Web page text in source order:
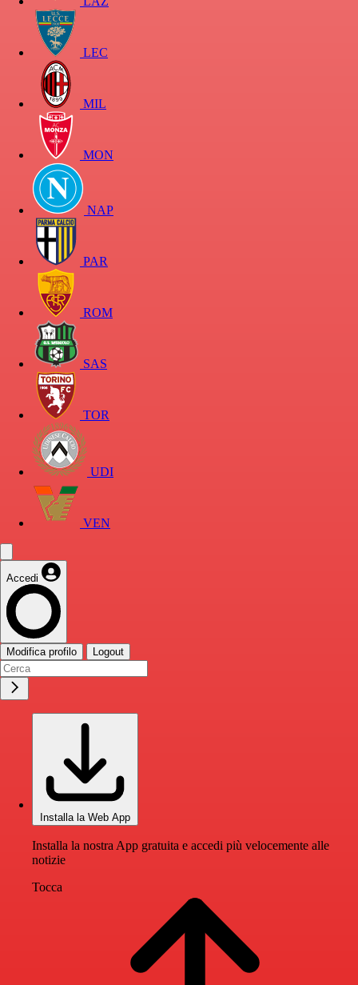
LEC
MIL
MON
NAP
PAR
ROM
SAS
TOR
UDI
VEN
Accedi
Modifica profilo Logout
Installa la Web App
Installa la nostra App gratuita e accedi più velocemente alle
notizie
Tocca